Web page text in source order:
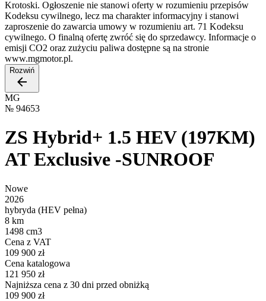
Krotoski. Ogłoszenie nie stanowi oferty w rozumieniu przepisów
Kodeksu cywilnego, lecz ma charakter informacyjny i stanowi
zaproszenie do zawarcia umowy w rozumieniu art. 71 Kodeksu
cywilnego. O finalną ofertę zwróć się do sprzedawcy. Informacje o
emisji CO2 oraz zużyciu paliwa dostępne są na stronie
www.mgmotor.pl.
Rozwiń
MG
№ 94653
ZS Hybrid+ 1.5 HEV (197KM)
AT Exclusive -SUNROOF
Nowe
2026
hybryda (HEV pełna)
8 km
1498 cm3
Cena z VAT
109 900 zł
Cena katalogowa
121 950 zł
Najniższa cena z 30 dni przed obniżką
109 900 zł